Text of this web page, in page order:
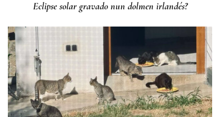
Eclipse solar gravado nun dolmen irlandés?